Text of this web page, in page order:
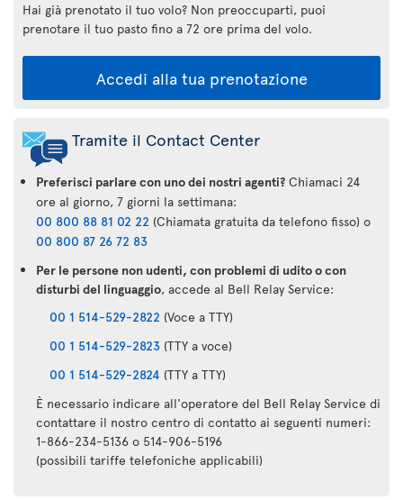
Hai già prenotato il tuo volo? Non preoccuparti, puoi
prenotare il tuo pasto fino a 72 ore prima del volo.
Accedi alla tua prenotazione
Tramite il Contact Center
Preferisci parlare con uno dei nostri agenti? Chiamaci 24
ore al giorno, 7 giorni la settimana:
00 800 88 81 02 22 (Chiamata gratuita da telefono fisso) o
00 800 87 26 72 83
Per le persone non udenti, con problemi di udito o con
disturbi del linguaggio, accede al Bell Relay Service:
00 1 514-529-2822 (Voce a TTY)
00 1 514-529-2823 (TTY a voce)
00 1 514-529-2824 (TTY a TTY)
È necessario indicare all'operatore del Bell Relay Service di
contattare il nostro centro di contatto ai seguenti numeri:
1-866-234-5136 o 514-906-5196
(possibili tariffe telefoniche applicabili)